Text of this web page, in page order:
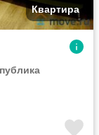
Квартира